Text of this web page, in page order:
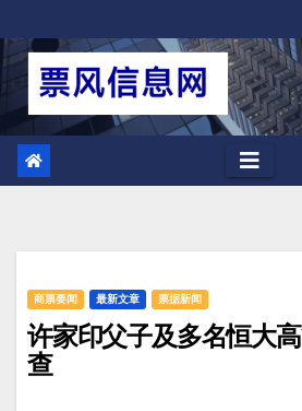
至
商票要闻 最新文章 票据新闻
许家印父子及多名恒大
查